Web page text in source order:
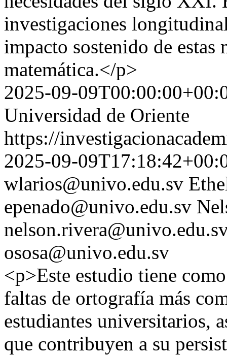
investigaciones
impacto sostenido de
matemática.</p>
2025-09-
Universidad de Oriente
https://
2025-09-
wlarios@univo.edu.sv
epenado@univo.edu.sv
ososa@univo.edu.sv
<p>Este estudio tiene
faltas de ortografía más
estudiantes universitarios,
que contribuyen a su